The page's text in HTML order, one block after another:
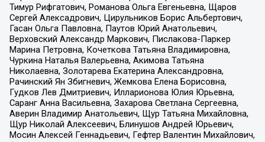
Тимур Рифгатович, Романова Ольга Евгеньевна, Щаров
Сергей Алексадрович, Цирульников Борис Альбертович,
Гасан Ольга Павловна, Паутов Юрий Анатольевич,
Верховский Александр Маркович, Пислакова-Паркер
Марина Петровна, Кочеткова Татьяна Владимировна,
Чуркина Наталья Валерьевна, Акимова Татьяна
Николаевна, Золотарева Екатерина Александровна,
Рачинский Ян Збигневич, Жемкова Елена Борисовна,
Гудков Лев Дмитриевич, Илларионова Юлия Юрьевна,
Саранг Анна Васильевна, Захарова Светлана Сергеевна,
Аверин Владимир Анатольевич, Щур Татьяна Михайловна,
Щур Николай Алексеевич, Блинушов Андрей Юрьевич,
Мосин Алексей Геннадьевич, Гефтер Валентин Михайлович,